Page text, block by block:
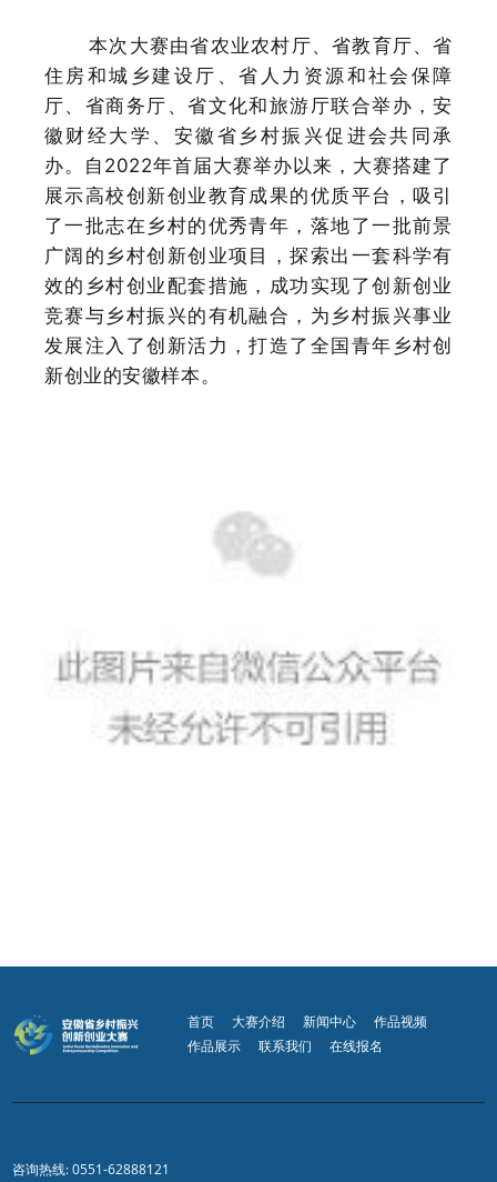
本次大赛由省农业农村厅、省教育厅、省
住房和城乡建设厅、省人力资源和社会保障
厅、省商务厅、省文化和旅游厅联合举办，安
徽财经大学、安徽省乡村振兴促进会共同承
办。自 2022年首届大赛举办以来，大赛搭建了
展示高校创新创业教育成果的优质平台，吸引
了一批志在乡村的优秀青年，落地了一批前景
广阔的乡村创新创业项目，探索出一套科学有
效的乡村创业配套措施，成功实现了创新创业
竞赛与乡村振兴的有机融合，为乡村振兴事业
发展注入了创新活力，打造了全国青年乡村创
新创业的安徽样本。
首页 大赛介绍 新闻中心
作品视频
作品展示
联系我们 在线报名
咨询热线: 0551-62888121